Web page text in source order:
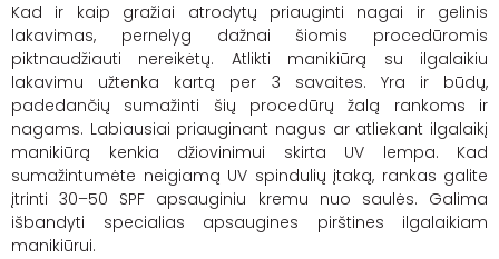
Kad ir kaip gražiai atrodytų priauginti nagai ir gelinis
lakavimas, pernelyg dažnai šiomis procedūromis
piktnaudžiauti nereikėtų. Atlikti manikiūrą su ilgalaikiu
lakavimu užtenka kartą per 3 savaites. Yra ir būdų,
padedančių sumažinti šių procedūrų žalą rankoms ir
nagams. Labiausiai priauginant nagus ar atliekant ilgalaikį
manikiūrą kenkia džiovinimui skirta UV lempa. Kad
sumažintumėte neigiamą UV spindulių įtaką, rankas galite
įtrinti 30–50 SPF apsauginiu kremu nuo saulės. Galima
išbandyti specialias apsaugines pirštines ilgalaikiam
manikiūrui.